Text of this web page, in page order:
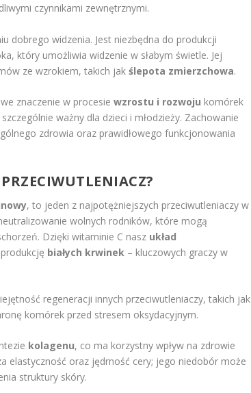
czynnikami zewnętrznymi.
dobrego widzenia. Jest niezbędna do produkcji
który umożliwia widzenie w słabym świetle. Jej
ze wzrokiem, takich jak ślepota zmierzchowa.
znaczenie w procesie wzrostu i rozwoju komórek
ważny dla dzieci i młodzieży. Zachowanie
zdrowia oraz prawidłowego funkcjonowania
, to jeden z najpotężniejszych przeciwutleniaczy w
wolnych rodników, które mogą
Dzięki witaminie C nasz układ
białych krwinek – kluczowych graczy w
regeneracji innych przeciwutleniaczy, takich jak
komórek przed stresem oksydacyjnym.
kolagenu, co ma korzystny wpływ na zdrowie
elastyczność oraz jędrność cery; jego niedobór może
struktury skóry.